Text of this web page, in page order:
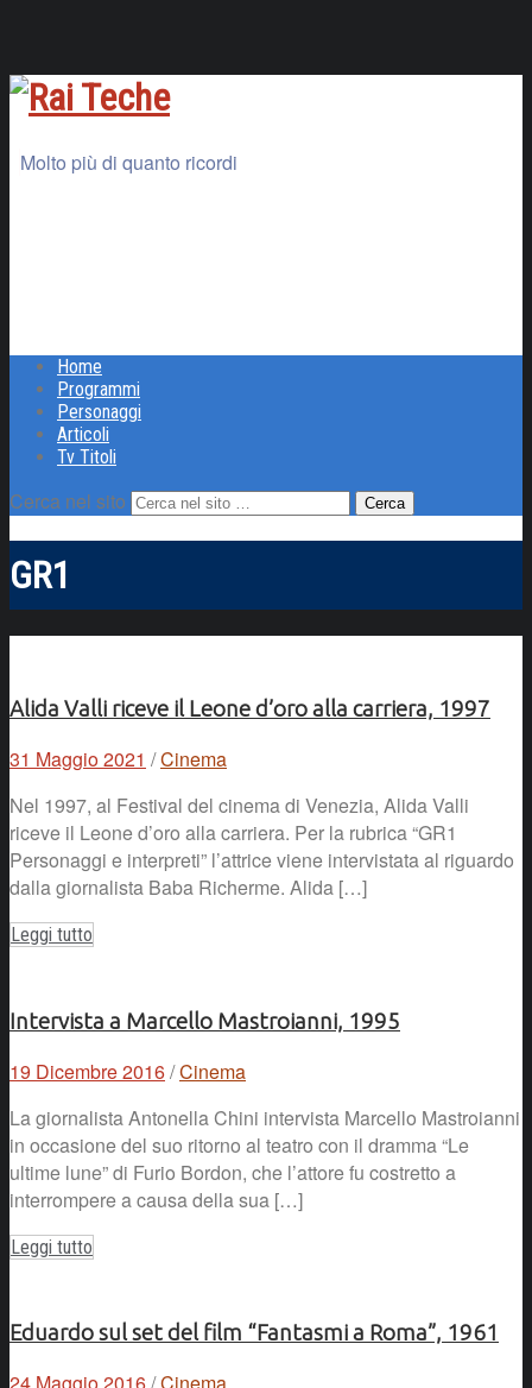
Molto più di quanto ricordi
Home
Programmi
Personaggi
Articoli
Tv Titoli
Cerca nel sito
GR1
Alida Valli riceve il Leone d’oro alla carriera, 1997
31 Maggio 2021 /Cinema
Nel 1997, al Festival del cinema di Venezia, Alida Valli
riceve il Leone d’oro alla carriera. Per la rubrica “GR1
Personaggi e interpreti” l’attrice viene intervistata al riguardo
dalla giornalista Baba Richerme. Alida […]
Leggi tutto
Intervista a Marcello Mastroianni, 1995
19 Dicembre 2016/Cinema
La giornalista Antonella Chini intervista Marcello Mastroianni
in occasione del suo ritorno al teatro con il dramma “Le
ultime lune” di Furio Bordon, che l’attore fu costretto a
interrompere a causa della sua […]
Leggi tutto
Eduardo sul set del film “Fantasmi a Roma”, 1961